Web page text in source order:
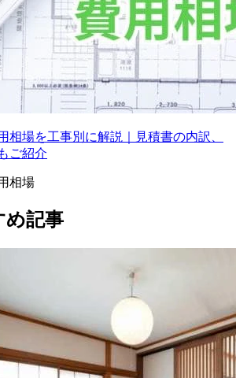
相場を工事別に解説｜見積書の内訳、
ご紹介
相場
め記事